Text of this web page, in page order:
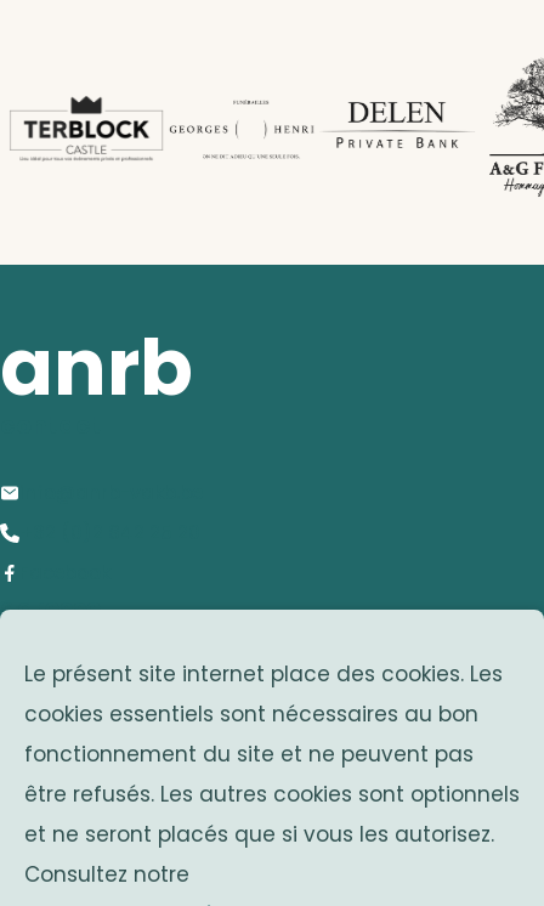
Le présent site internet place des cookies. Les
cookies essentiels sont nécessaires au bon
fonctionnement du site et ne peuvent pas
être refusés. Les autres cookies sont optionnels
et ne seront placés que si vous les autorisez.
Consultez notre
anrb
adresse
Avenue Franklin Roosevelt 25
1050 Bruxelles
Belgium
associations sœurs